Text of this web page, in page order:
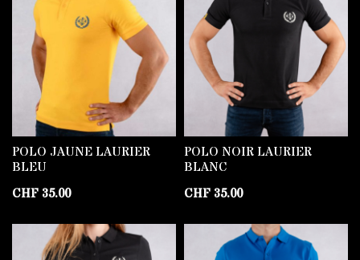
POLO JAUNE LAURIER
BLEU
CHF 35.00
POLO NOIR LAURIER
BLANC
CHF 35.00